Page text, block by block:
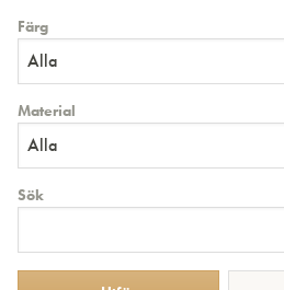
Färg
Alla
Material
Alla
Sök